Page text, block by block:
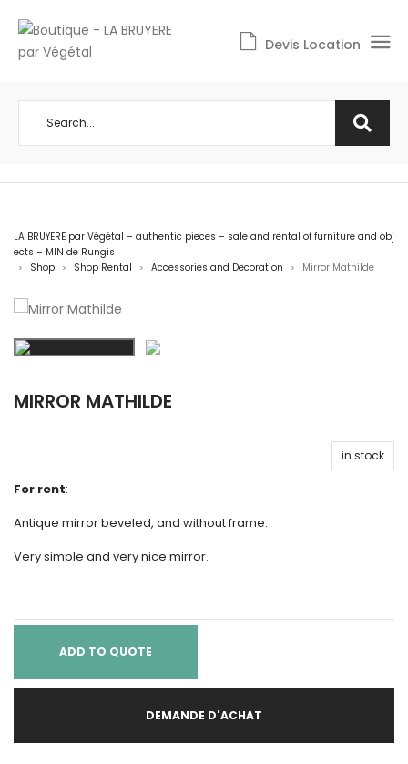
Devis Location
LA BRUYERE par Végétal – authentic pieces – sale and rental of furniture and obj
ects – MIN de Rungis
> Shop > Shop Rental > Accessories and Decoration > Mirror Mathilde
MIRROR MATHILDE
in stock
For rent:
Antique mirror beveled, and without frame.
Very simple and very nice mirror.
ADD TO QUOTE
DEMANDE D'ACHAT